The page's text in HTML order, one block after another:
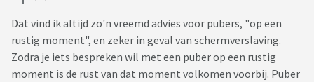
Dat vind ik altijd zo'n vreemd advies voor pubers, "op een
rustig moment", en zeker in geval van schermverslaving.
Zodra je iets bespreken wil met een puber op een rustig
moment is de rust van dat moment volkomen voorbij. Puber